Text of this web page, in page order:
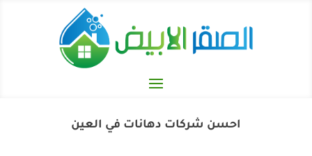
احسن شركات دهانات في العين